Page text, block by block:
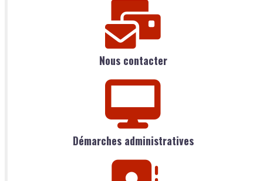
Nous contacter
Démarches administratives